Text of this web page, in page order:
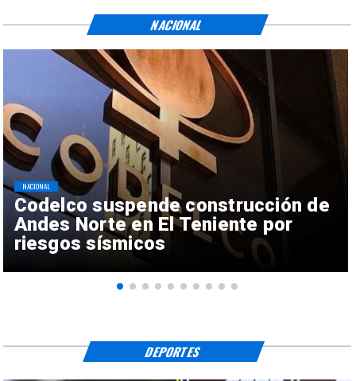
Codelco suspende construcción de
Andes Norte en El Teniente por
riesgos sísmicos
NACIONAL
NACIONAL
DEPORTES